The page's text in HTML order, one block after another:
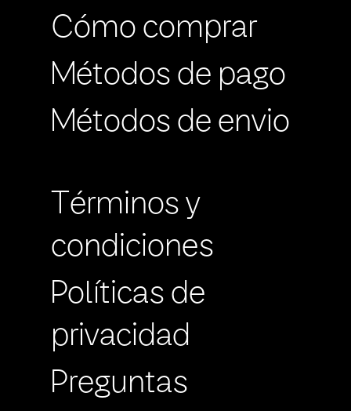
Cómo comprar
Métodos de pago
Métodos de envio
Términos y
condiciones
Políticas de
privacidad
Preguntas